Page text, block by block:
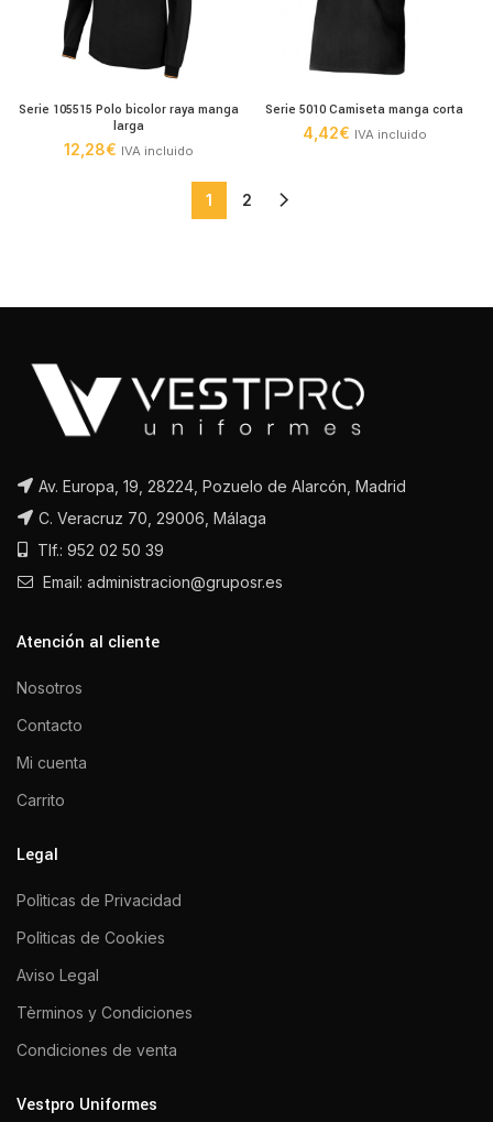
Serie 105515 Polo bicolor raya manga
larga
12,28€ IVA incluido
Serie 5010 Camiseta manga corta
4,42€ IVA incluido
1 2
Av. Europa, 19, 28224, Pozuelo de Alarcón, Madrid
C. Veracruz 70, 29006, Málaga
Tlf.: 952 02 50 39
Email: administracion@gruposr.es
Atención al cliente
Nosotros
Contacto
Mi cuenta
Carrito
Legal
Polìticas de Privacidad
Polìticas de Cookies
Aviso Legal
Tèrminos y Condiciones
Condiciones de venta
Vestpro Uniformes